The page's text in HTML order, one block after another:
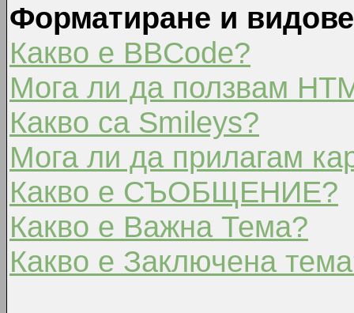
Форматиране и
Какво е BBCode?
Мога ли да ползвам
Какво са Smileys?
Мога ли да прилагам
Какво е СЪОБЩЕНИЕ?
Какво е Важна Тема?
Какво е Заключена